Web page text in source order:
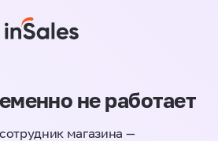
не работает
магазина —